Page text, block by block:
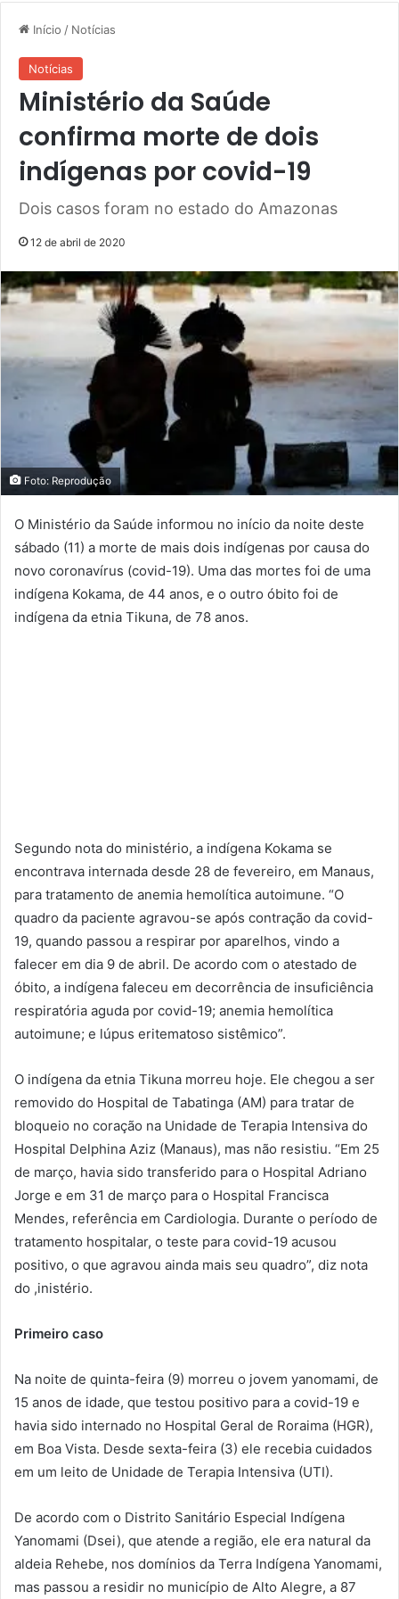
Início / Notícias
Notícias
Ministério da Saúde
confirma morte de dois
indígenas por covid-19
Dois casos foram no estado do Amazonas
12 de abril de 2020
Foto: Reprodução
O Ministério da Saúde informou no início da noite deste
sábado (11) a morte de mais dois indígenas por causa do
novo coronavírus (covid-19). Uma das mortes foi de uma
indígena Kokama, de 44 anos, e o outro óbito foi de
indígena da etnia Tikuna, de 78 anos.
Segundo nota do ministério, a indígena Kokama se
encontrava internada desde 28 de fevereiro, em Manaus,
para tratamento de anemia hemolítica autoimune. “O
quadro da paciente agravou-se após contração da covid-
19, quando passou a respirar por aparelhos, vindo a
falecer em dia 9 de abril. De acordo com o atestado de
óbito, a indígena faleceu em decorrência de insuficiência
respiratória aguda por covid-19; anemia hemolítica
autoimune; e lúpus eritematoso sistêmico”.
O indígena da etnia Tikuna morreu hoje. Ele chegou a ser
removido do Hospital de Tabatinga (AM) para tratar de
bloqueio no coração na Unidade de Terapia Intensiva do
Hospital Delphina Aziz (Manaus), mas não resistiu. “Em 25
de março, havia sido transferido para o Hospital Adriano
Jorge e em 31 de março para o Hospital Francisca
Mendes, referência em Cardiologia. Durante o período de
tratamento hospitalar, o teste para covid-19 acusou
positivo, o que agravou ainda mais seu quadro”, diz nota
do ,inistério.
Primeiro caso
Na noite de quinta-feira (9) morreu o jovem yanomami, de
15 anos de idade, que testou positivo para a covid-19 e
havia sido internado no Hospital Geral de Roraima (HGR),
em Boa Vista. Desde sexta-feira (3) ele recebia cuidados
em um leito de Unidade de Terapia Intensiva (UTI).
De acordo com o Distrito Sanitário Especial Indígena
Yanomami (Dsei), que atende a região, ele era natural da
aldeia Rehebe, nos domínios da Terra Indígena Yanomami,
mas passou a residir no município de Alto Alegre, a 87